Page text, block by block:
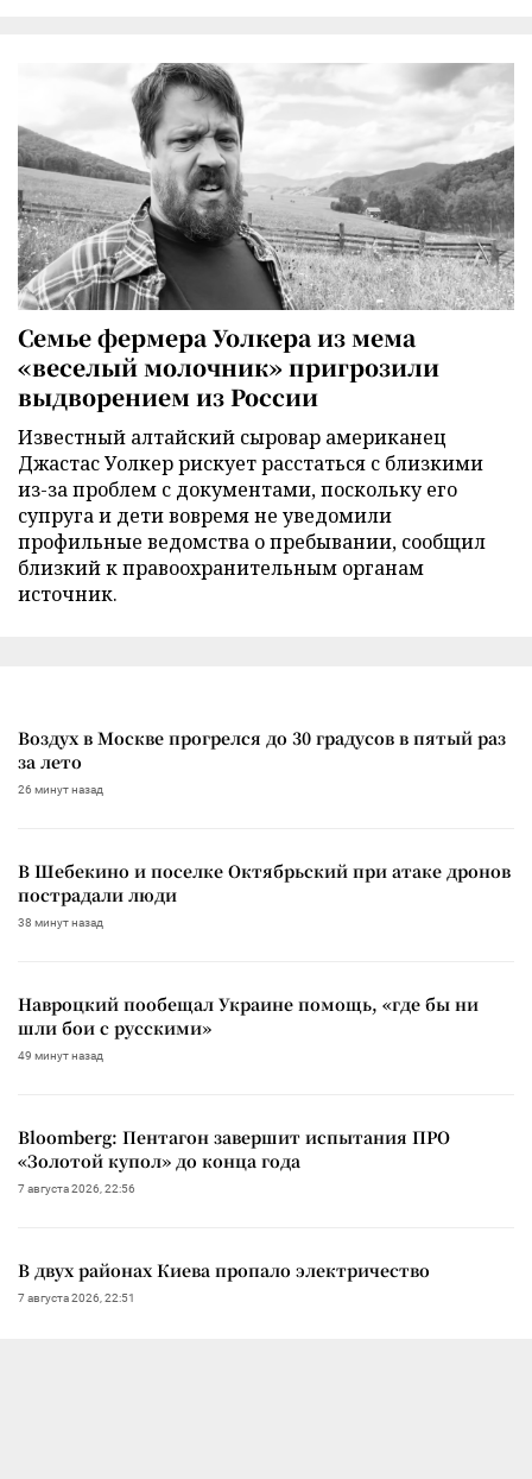
Семье фермера Уолкера из мема
«веселый молочник» пригрозили
выдворением из России
Известный алтайский сыровар американец
Джастас Уолкер рискует расстаться с близкими
из-за проблем с документами, поскольку его
супруга и дети вовремя не уведомили
профильные ведомства о пребывании, сообщил
близкий к правоохранительным органам
источник.
Воздух в Москве прогрелся до 30 градусов в пятый раз
за лето
26 минут назад
В Шебекино и поселке Октябрьский при атаке дронов
пострадали люди
38 минут назад
Навроцкий пообещал Украине помощь, «где бы ни
шли бои с русскими»
49 минут назад
Bloomberg: Пентагон завершит испытания ПРО
«Золотой купол» до конца года
7 августа 2026, 22:56
В двух районах Киева пропало электричество
7 августа 2026, 22:51